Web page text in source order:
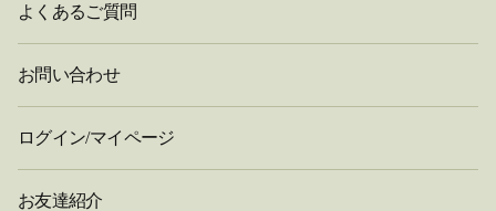
よくあるご質問
お問い合わせ
ログイン/マイページ
お友達紹介